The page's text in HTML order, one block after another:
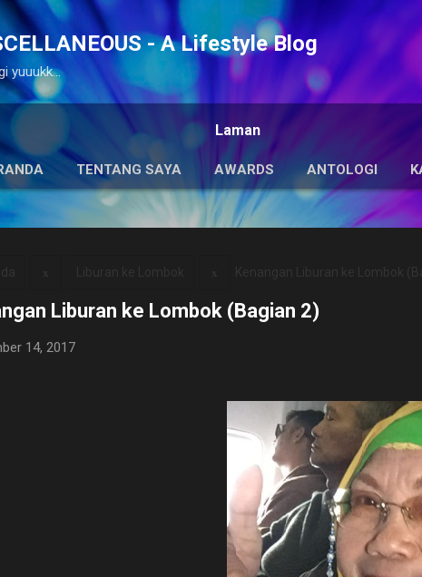
Langsung
- A Lifestyle Blog
yuuukk...
Laman
TENTANG SAYA AWARDS ANTOLOGI
Liburan ke Lombok (Bagian 2)
14, 2017